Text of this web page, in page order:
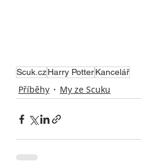
Scuk.czHarry PotterKancelář
Příběhy My ze Scuku